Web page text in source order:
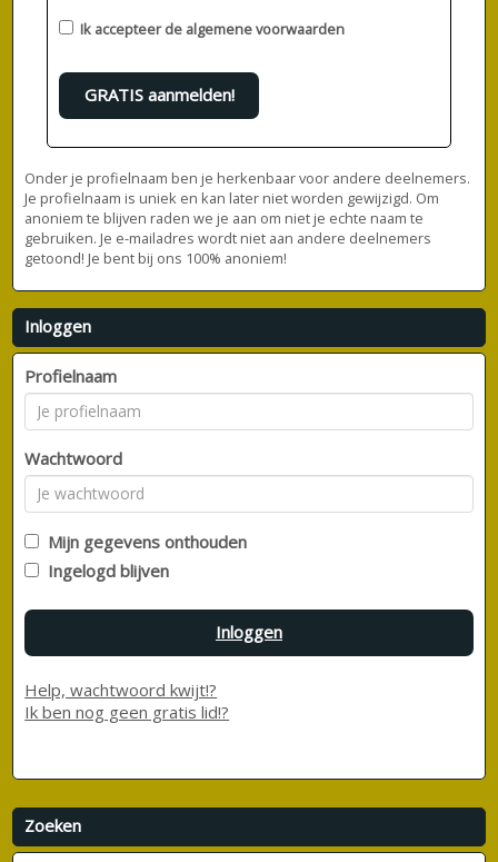
Ik accepteer de algemene voorwaarden
GRATIS aanmelden!
Onder je profielnaam ben je herkenbaar voor andere deelnemers.
Je profielnaam is uniek en kan later niet worden gewijzigd. Om
anoniem te blijven raden we je aan om niet je echte naam te
gebruiken. Je e-mailadres wordt niet aan andere deelnemers
getoond! Je bent bij ons 100% anoniem!
Inloggen
Profielnaam
Wachtwoord
Mijn gegevens onthouden
Ingelogd blijven
Inloggen
Help, wachtwoord kwijt!?
Ik ben nog geen gratis lid!?
Zoeken